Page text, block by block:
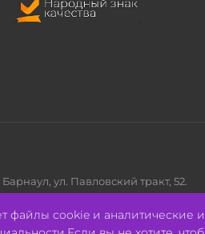
ул. Павловский тракт, 52.
файлы cookie и